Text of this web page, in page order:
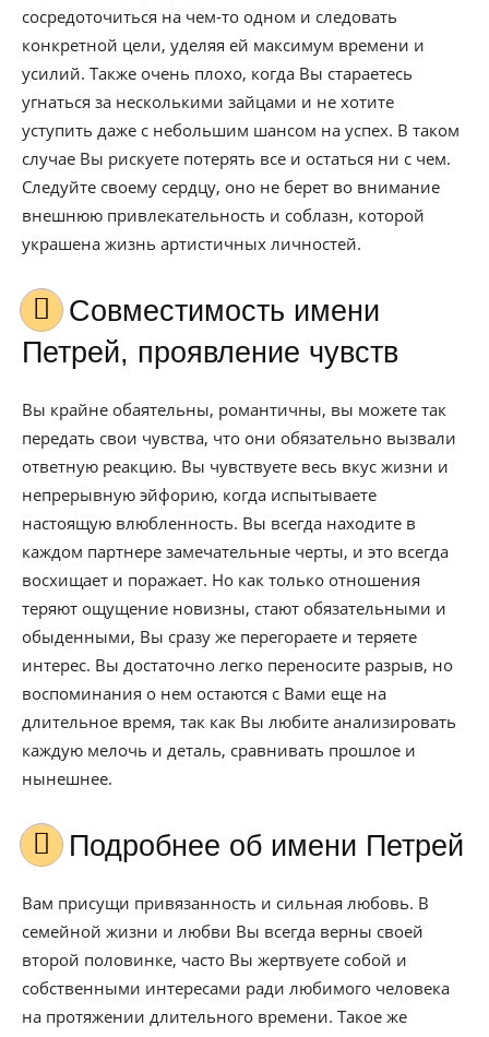
сосредоточиться на чем-то одном и следовать
конкретной цели, уделяя ей максимум времени и
усилий. Также очень плохо, когда Вы стараетесь
угнаться за несколькими зайцами и не хотите
уступить даже с небольшим шансом на успех. В таком
случае Вы рискуете потерять все и остаться ни с чем.
Следуйте своему сердцу, оно не берет во внимание
внешнюю привлекательность и соблазн, которой
украшена жизнь артистичных личностей.
Совместимость имени
Петрей, проявление чувств
Вы крайне обаятельны, романтичны, вы можете так
передать свои чувства, что они обязательно вызвали
ответную реакцию. Вы чувствуете весь вкус жизни и
непрерывную эйфорию, когда испытываете
настоящую влюбленность. Вы всегда находите в
каждом партнере замечательные черты, и это всегда
восхищает и поражает. Но как только отношения
теряют ощущение новизны, стают обязательными и
обыденными, Вы сразу же перегораете и теряете
интерес. Вы достаточно легко переносите разрыв, но
воспоминания о нем остаются с Вами еще на
длительное время, так как Вы любите анализировать
каждую мелочь и деталь, сравнивать прошлое и
нынешнее.
Подробнее об имени Петрей
Вам присущи привязанность и сильная любовь. В
семейной жизни и любви Вы всегда верны своей
второй половинке, часто Вы жертвуете собой и
собственными интересами ради любимого человека
на протяжении длительного времени. Такое же